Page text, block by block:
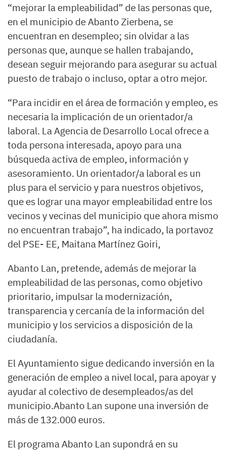
“mejorar la empleabilidad” de las personas que,
en el municipio de Abanto Zierbena, se
encuentran en desempleo; sin olvidar a las
personas que, aunque se hallen trabajando,
desean seguir mejorando para asegurar su actual
puesto de trabajo o incluso, optar a otro mejor.
“Para incidir en el área de formación y empleo, es
necesaria la implicación de un orientador/a
laboral. La Agencia de Desarrollo Local ofrece a
toda persona interesada, apoyo para una
búsqueda activa de empleo, información y
asesoramiento. Un orientador/a laboral es un
plus para el servicio y para nuestros objetivos,
que es lograr una mayor empleabilidad entre los
vecinos y vecinas del municipio que ahora mismo
no encuentran trabajo”, ha indicado, la portavoz
del PSE- EE, Maitana Martínez Goiri,
Abanto Lan, pretende, además de mejorar la
empleabilidad de las personas, como objetivo
prioritario, impulsar la modernización,
transparencia y cercanía de la información del
municipio y los servicios a disposición de la
ciudadanía.
El Ayuntamiento sigue dedicando inversión en la
generación de empleo a nivel local, para apoyar y
ayudar al colectivo de desempleados/as del
municipio.Abanto Lan supone una inversión de
más de 132.000 euros.
El programa Abanto Lan supondrá en su